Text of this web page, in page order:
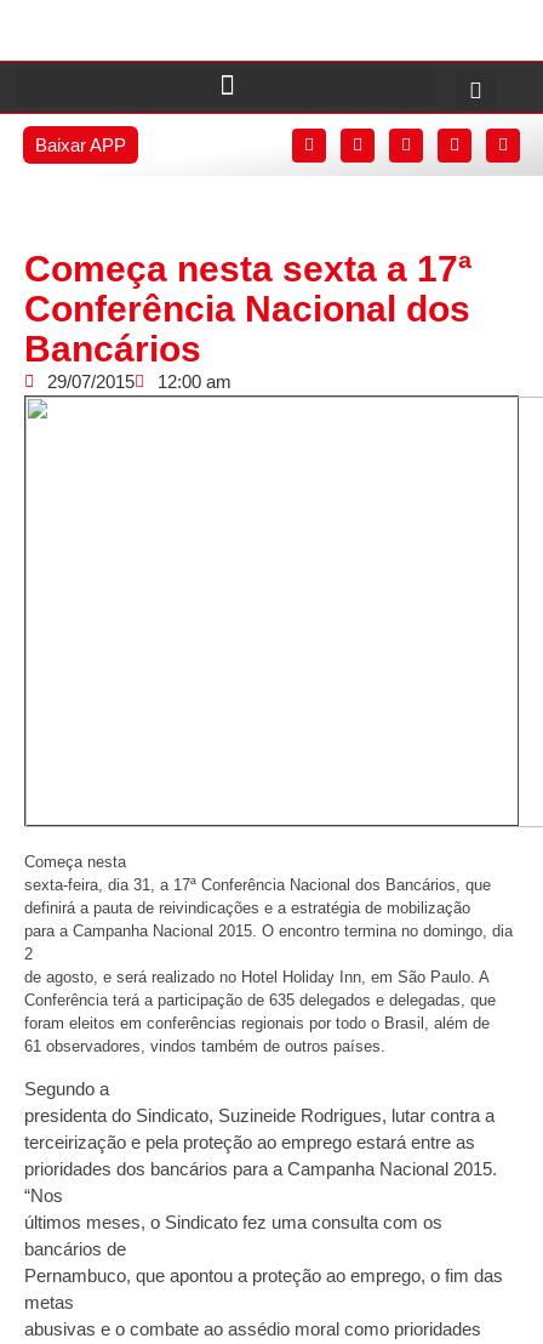
Baixar APP
Começa nesta sexta a 17ª
Conferência Nacional dos
Bancários
29/07/2015 12:00 am
Começa nesta
sexta-feira, dia 31, a 17ª Conferência Nacional dos Bancários, que
definirá a pauta de reivindicações e a estratégia de mobilização
para a Campanha Nacional 2015. O encontro termina no domingo, dia
2
de agosto, e será realizado no Hotel Holiday Inn, em São Paulo. A
Conferência terá a participação de 635 delegados e delegadas, que
foram eleitos em conferências regionais por todo o Brasil, além de
61 observadores, vindos também de outros países.
Segundo a
presidenta do Sindicato, Suzineide Rodrigues, lutar contra a
terceirização e pela proteção ao emprego estará entre as
prioridades dos bancários para a Campanha Nacional 2015.
“Nos
últimos meses, o Sindicato fez uma consulta com os
bancários de
Pernambuco, que apontou a proteção ao emprego, o fim das
metas
abusivas e o combate ao assédio moral como prioridades